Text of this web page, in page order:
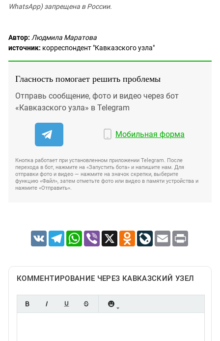
WhatsApp) запрещена в России.
Автор: Людмила Маратова
источник: корреспондент "Кавказского узла"
Гласность помогает решить проблемы
Отправь сообщение, фото и видео через бот
«Кавказского узла» в Telegram
Мобильная форма
Кнопка работает при установленном приложении Telegram. После
перехода в бот, нажмите на «Запустить бота» и напишите нам. Для
отправки фото и видео — нажмите на значок скрепки, выберите
функцию «Файл», затем отметьте фото или видео в памяти устройства и
нажмите «Отправить».
VK TelegramWhatsApp
Viber X Odnoklassniki
LiveJournal
Email Print
КОММЕНТИРОВАНИЕ ЧЕРЕЗ КАВКАЗСКИЙ УЗЕЛ